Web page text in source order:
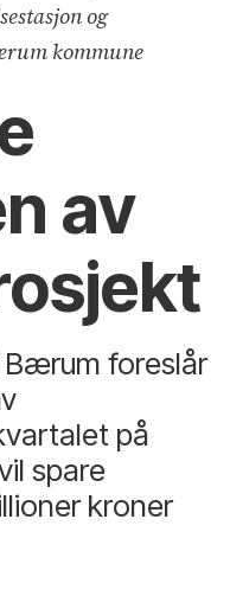
og
kommune
av
foreslår
på
spare
kroner